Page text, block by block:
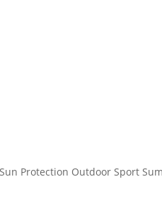
Protection Outdoor Sport